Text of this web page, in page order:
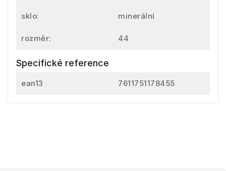
sklo: minerální
rozměr: 44
Specifické reference
ean13 7611751178455